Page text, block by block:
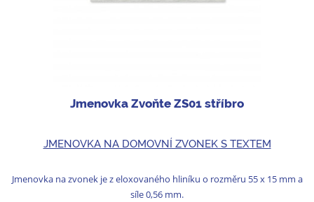
Jmenovka Zvoňte ZS01 stříbro
JMENOVKA NA DOMOVNÍ ZVONEK S TEXTEM
Jmenovka na zvonek je z eloxovaného hliníku o rozměru 55 x 15 mm a
síle 0,56 mm.